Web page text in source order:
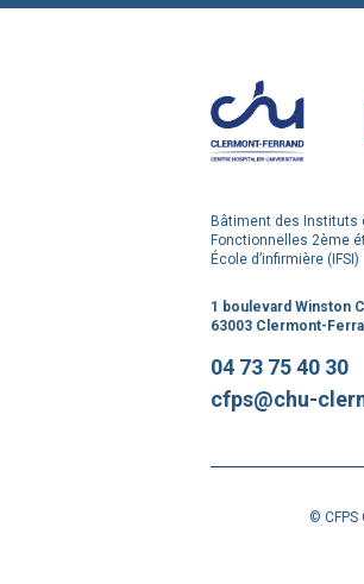
Bâtiment des Instituts
Fonctionnelles 2ème
École d’infirmière (IFSI)
1 boulevard Winston
63003 Clermont-
04 73 75 40 30
cfps@chu-
© CFPS